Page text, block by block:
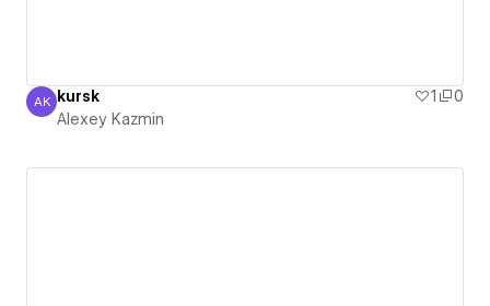
Alexey Kazmin
AK kursk 1
0
Alexey Kazmin